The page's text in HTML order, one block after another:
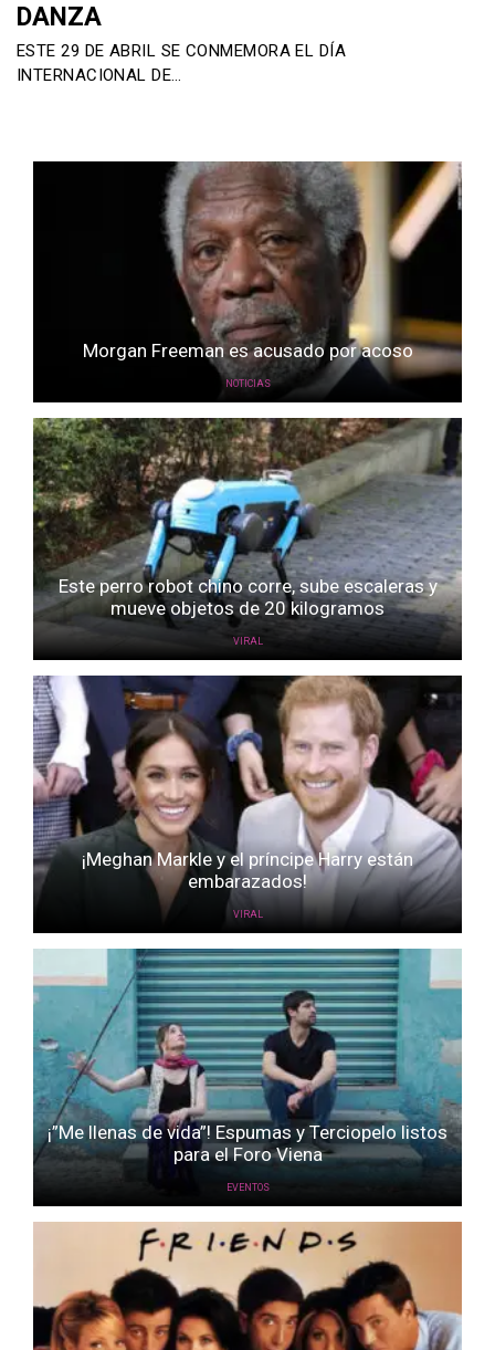
DANZA
ESTE 29 DE ABRIL SE CONMEMORA EL DÍA
INTERNACIONAL DE…
Morgan Freeman es acusado por acoso
NOTICIAS
Este perro robot chino corre, sube escaleras y
mueve objetos de 20 kilogramos
VIRAL
¡Meghan Markle y el príncipe Harry están
embarazados!
VIRAL
¡”Me llenas de vida”! Espumas y Terciopelo listos
para el Foro Viena
EVENTOS